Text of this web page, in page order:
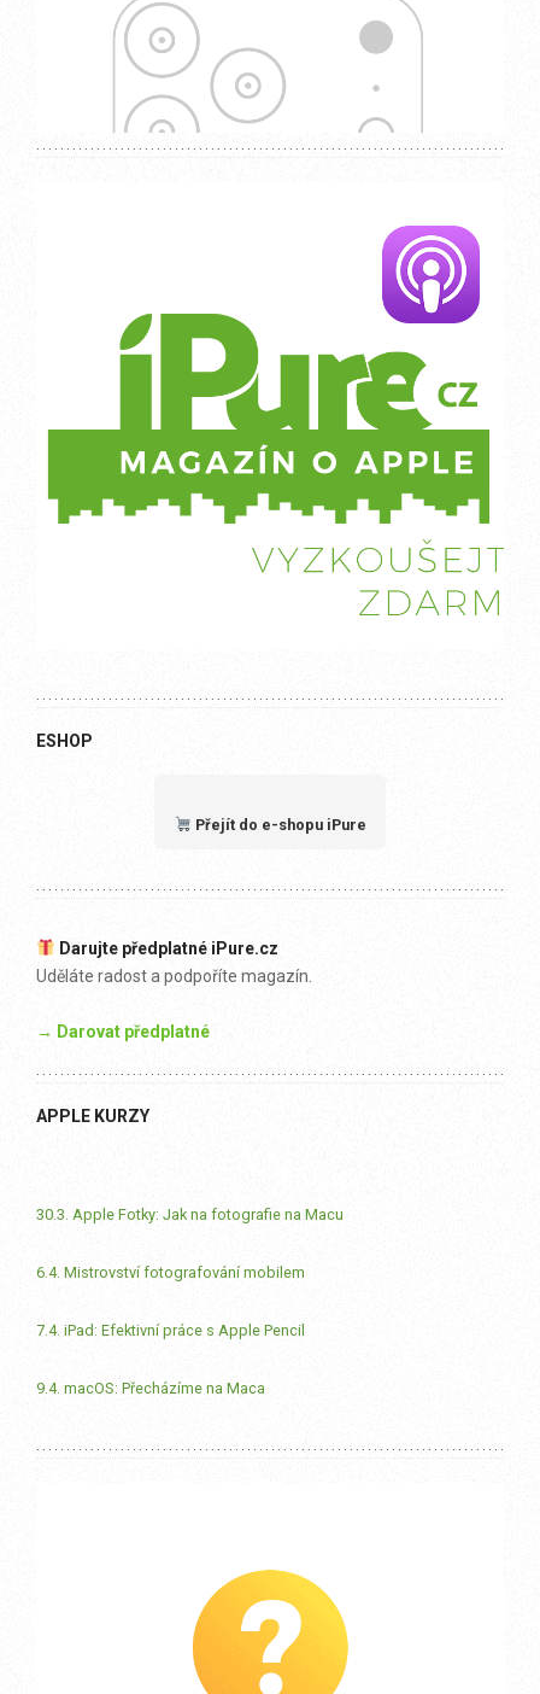
ESHOP
Přejít do e-shopu iPure
Darujte předplatné iPure.cz
Uděláte radost a podpoříte magazín.
→ Darovat předplatné
APPLE KURZY
30.3. Apple Fotky: Jak na fotografie na Macu
6.4. Mistrovství fotografování mobilem
7.4. iPad: Efektivní práce s Apple Pencil
9.4. macOS: Přecházíme na Maca